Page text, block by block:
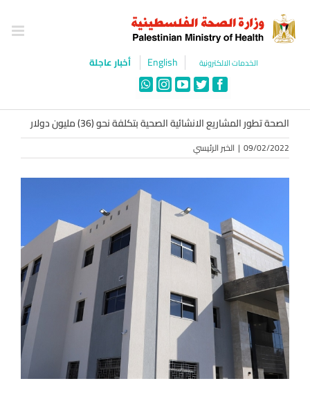
content
الخدمات الالكترونية English أخبار عاجلة
Facebook
Twitter
YouTube
Instagram
WhatsApp
الصحة تطور المشاريع الانشائية الصحية بتكلفة نحو (36) مليون دولار
09/02/2022
| الخبر الرئيسي